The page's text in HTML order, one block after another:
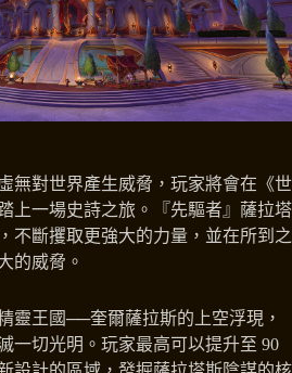
無對世界產生威脅，玩家將會在《世
上一場史詩之旅。『先驅者』薩拉塔
不斷攫取更強大的力量，並在所到之
的威脅。
靈王國──奎爾薩拉斯的上空浮現，
一切光明。玩家最高可以提升至 90